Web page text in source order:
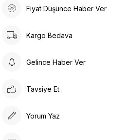
Fiyat Düşünce Haber Ver
Kargo Bedava
Gelince Haber Ver
Tavsiye Et
Yorum Yaz